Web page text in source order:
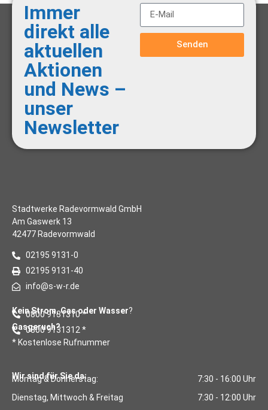
Immer
direkt alle
aktuellen
Aktionen
und News –
unser
Newsletter
Senden
Stadtwerke Radevormwald GmbH
Am Gaswerk 13
42477 Radevormwald
02195 9131-0
02195 9131-40
info@s-w-r.de
Kein Strom, Gas oder Wasser?
0800 9131310 *
Gasgeruch?
0800 9131312 *
* Kostenlose Rufnummer
Wir sind für Sie da:
Montag & Donnerstag:
7:30 - 16:00 Uhr
Dienstag, Mittwoch & Freitag
7:30 - 12:00 Uhr